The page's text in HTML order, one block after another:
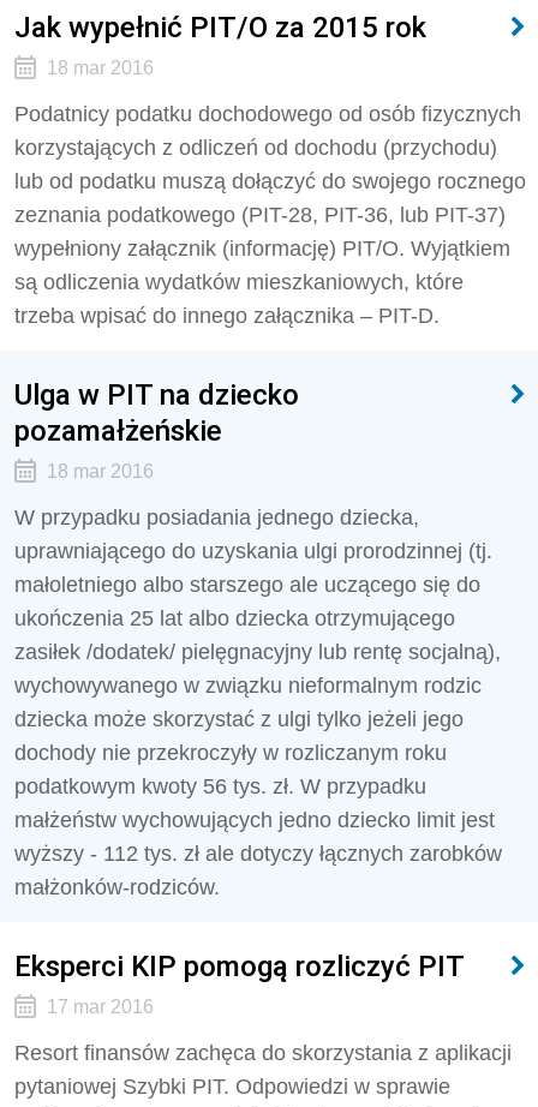
Jak wypełnić PIT/O za 2015 rok
18 mar 2016
Podatnicy podatku dochodowego od osób fizycznych
korzystających z odliczeń od dochodu (przychodu)
lub od podatku muszą dołączyć do swojego rocznego
zeznania podatkowego (PIT-28, PIT-36, lub PIT-37)
wypełniony załącznik (informację) PIT/O. Wyjątkiem
są odliczenia wydatków mieszkaniowych, które
trzeba wpisać do innego załącznika – PIT-D.
Ulga w PIT na dziecko
pozamałżeńskie
18 mar 2016
W przypadku posiadania jednego dziecka,
uprawniającego do uzyskania ulgi prorodzinnej (tj.
małoletniego albo starszego ale uczącego się do
ukończenia 25 lat albo dziecka otrzymującego
zasiłek /dodatek/ pielęgnacyjny lub rentę socjalną),
wychowywanego w związku nieformalnym rodzic
dziecka może skorzystać z ulgi tylko jeżeli jego
dochody nie przekroczyły w rozliczanym roku
podatkowym kwoty 56 tys. zł. W przypadku
małżeństw wychowujących jedno dziecko limit jest
wyższy - 112 tys. zł ale dotyczy łącznych zarobków
małżonków-rodziców.
Eksperci KIP pomogą rozliczyć PIT
17 mar 2016
Resort finansów zachęca do skorzystania z aplikacji
pytaniowej Szybki PIT. Odpowiedzi w sprawie